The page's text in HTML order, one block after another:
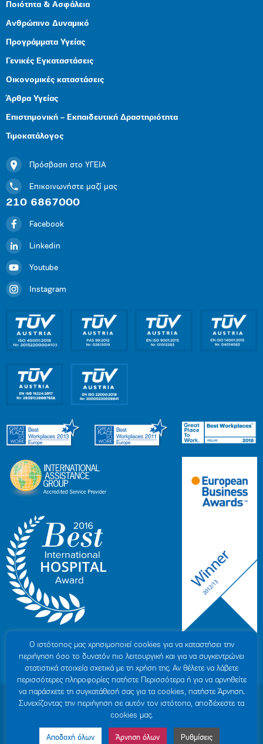
Ποιότητα & Ασφάλεια
Ανθρώπινο Δυναμικό
Προγράμματα Υγείας
Γενικές Εγκαταστάσεις
Οικονομικές καταστάσεις
Άρθρα Υγείας
Επιστημονική – Εκπαιδευτική Δραστηριότητα
Τιμοκατάλογος
Πρόσβαση στο ΥΓΕΙΑ
Επικοινωνήστε μαζί μας
210 6867000
Facebook
Linkedin
Youtube
Instagram
© 2007-2026 ΥΓΕΙΑ Μ.Α.Ε |
ΓΕΜΗ: 000279901000
Όροι Χρήσης
| Πολιτική Προστασίας Προσωπικών Δεδομένων
Δήλωση Απορρήτου
Ο ιστότοπoς μας χρησιμοποιεί cookies για να καταστήσει την
περιήγηση όσο το δυνατόν πιο λειτουργική και για να συγκεντρώνει
στατιστικά στοιχεία σχετικά με τη χρήση της. Αν θέλετε να λάβετε
περισσότερες πληροφορίες πατήστε Περισσότερα ή για να αρνηθείτε
να παράσχετε τη συγκατάθεσή σας για τα cookies, πατήστε Άρνηση.
Συνεχίζοντας την περιήγηση σε αυτόν τον ιστότοπο, αποδέχεστε τα
cookies μας.
Αποδοχή όλων Άρνηση όλων Ρυθμίσεις